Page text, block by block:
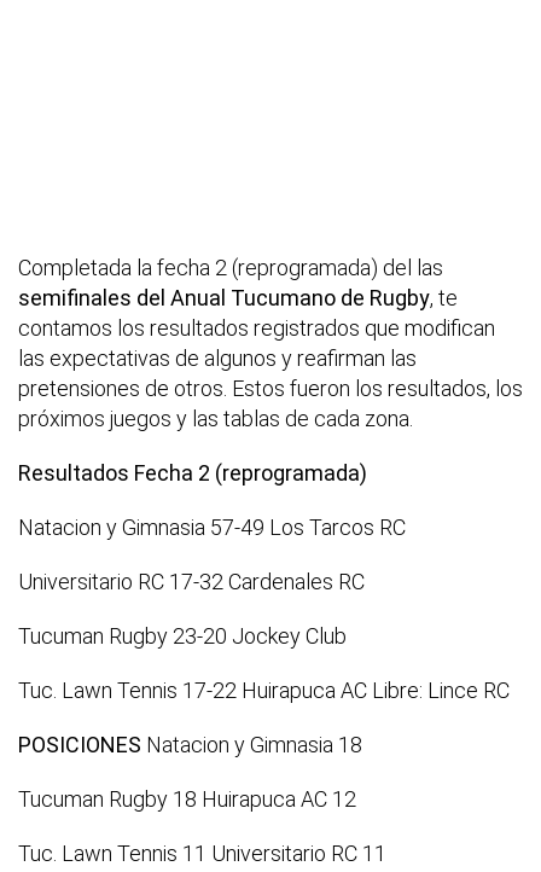
Completada la fecha 2 (reprogramada) del las
semifinales del Anual Tucumano de Rugby, te
contamos los resultados registrados que modifican
las expectativas de algunos y reafirman las
pretensiones de otros. Estos fueron los resultados, los
próximos juegos y las tablas de cada zona.
Resultados Fecha 2 (reprogramada)
Natacion y Gimnasia 57-49 Los Tarcos RC
Universitario RC 17-32 Cardenales RC
Tucuman Rugby 23-20 Jockey Club
Tuc. Lawn Tennis 17-22 Huirapuca AC Libre: Lince RC
POSICIONES Natacion y Gimnasia 18
Tucuman Rugby 18 Huirapuca AC 12
Tuc. Lawn Tennis 11 Universitario RC 11